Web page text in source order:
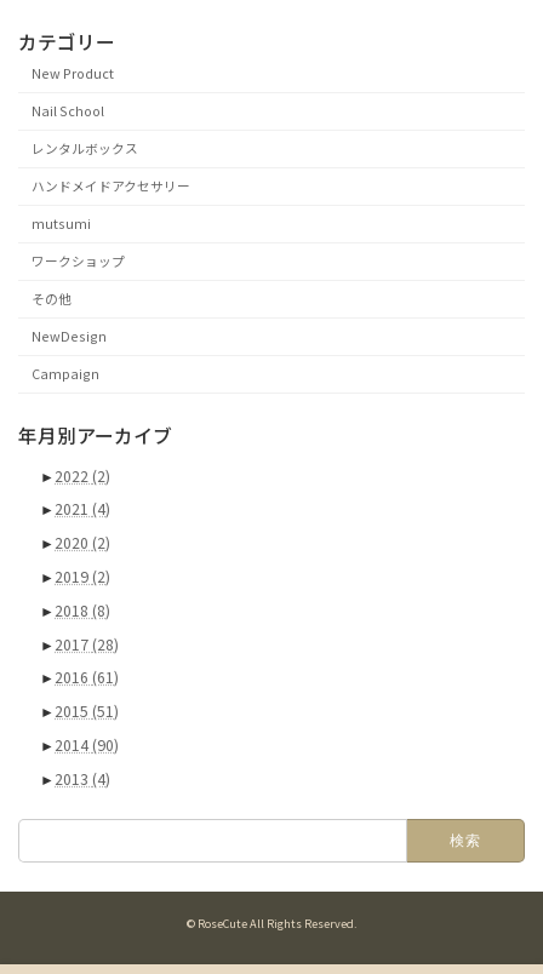
カテゴリー
New Product
Nail School
レンタルボックス
ハンドメイドアクセサリー
mutsumi
ワークショップ
その他
NewDesign
Campaign
年月別アーカイブ
►2022 (2)
►2021 (4)
►2020 (2)
►2019 (2)
►2018 (8)
►2017 (28)
►2016 (61)
►2015 (51)
►2014(90)
►2013 (4)
検
© RoseCute All Rights Reserved.